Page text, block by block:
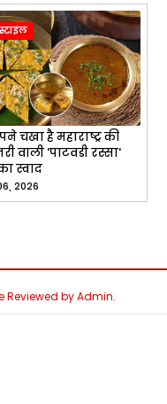
चखा है महाराष्ट्र की
वाली 'पाटवडी रस्सा'
स्वाद
2026
Reviewed by Admin.